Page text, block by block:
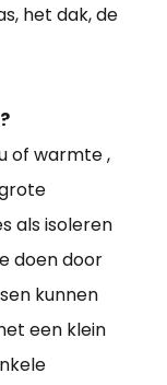
het dak, de
of warmte ,
als isoleren
doen door
kunnen
een klein